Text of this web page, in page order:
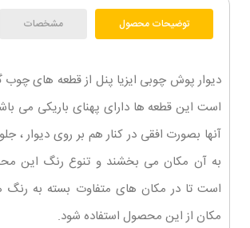
توضیحات محصول مشخصات
دیوار پوش چوبی ایزیا پنل از قطعه های چوب
است این قطعه ها دارای پهنای باریکی می
آنها بصورت افقی در کنار هم بر روی دیوار ،
به آن مکان می بخشند و تنوع رنگ این
است تا در مکان های متفاوت بسته به
مکان از این محصول استفاده شود.